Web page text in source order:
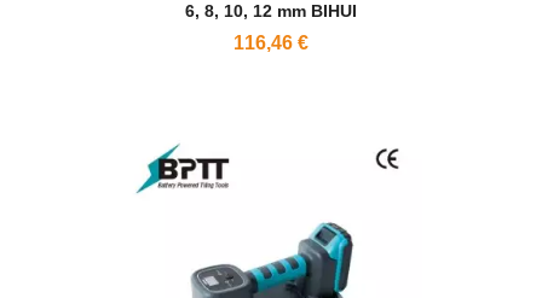
6, 8, 10, 12 mm BIHUI
116,46 €